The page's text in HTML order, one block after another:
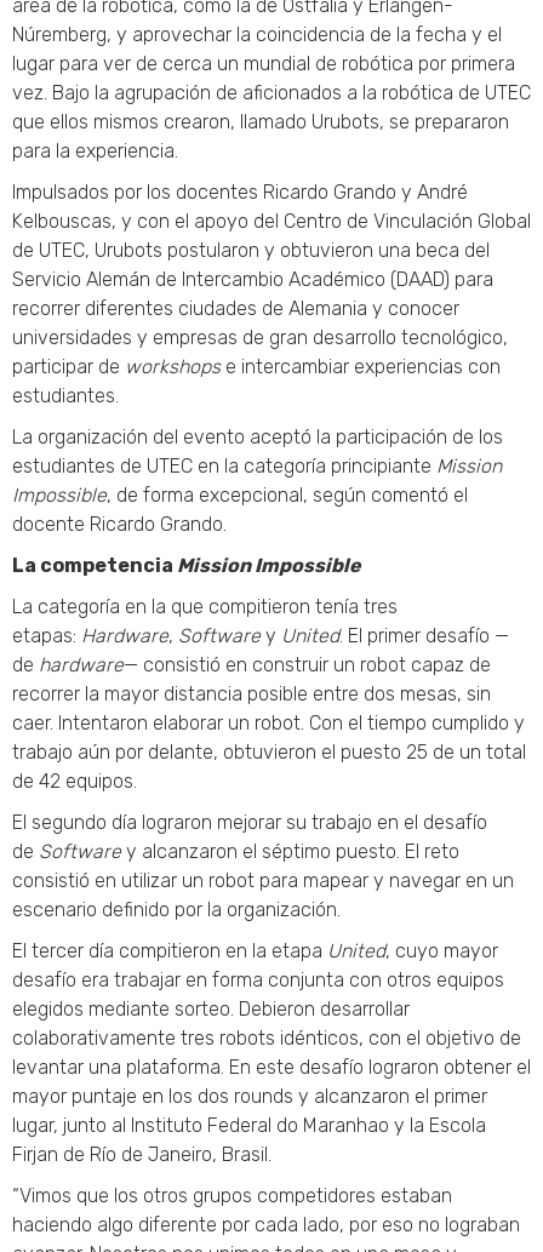
área de la robótica, como la de Ostfalia y Erlangen-
Núremberg, y aprovechar la coincidencia de la fecha y el
lugar para ver de cerca un mundial de robótica por primera
vez. Bajo la agrupación de aficionados a la robótica de UTEC
que ellos mismos crearon, llamado Urubots, se prepararon
para la experiencia.
Impulsados por los docentes Ricardo Grando y André
Kelbouscas, y con el apoyo del Centro de Vinculación Global
de UTEC, Urubots postularon y obtuvieron una beca del
Servicio Alemán de Intercambio Académico (DAAD) para
recorrer diferentes ciudades de Alemania y conocer
universidades y empresas de gran desarrollo tecnológico,
participar de workshopse intercambiar experiencias con
estudiantes.
La organización del evento aceptó la participación de los
estudiantes de UTEC en la categoría principiante Mission
Impossible, de forma excepcional, según comentó el
docente Ricardo Grando.
La competencia Mission Impossible
La categoría en la que compitieron tenía tres
etapas: Hardware, Softwarey United. El primer desafío —
de hardware— consistió en construir un robot capaz de
recorrer la mayor distancia posible entre dos mesas, sin
caer. Intentaron elaborar un robot. Con el tiempo cumplido y
trabajo aún por delante, obtuvieron el puesto 25 de un total
de 42 equipos.
El segundo día lograron mejorar su trabajo en el desafío
de Softwarey alcanzaron el séptimo puesto. El reto
consistió en utilizar un robot para mapear y navegar en un
escenario definido por la organización.
El tercer día compitieron en la etapa United, cuyo mayor
desafío era trabajar en forma conjunta con otros equipos
elegidos mediante sorteo. Debieron desarrollar
colaborativamente tres robots idénticos, con el objetivo de
levantar una plataforma. En este desafío lograron obtener el
mayor puntaje en los dos rounds y alcanzaron el primer
lugar, junto al Instituto Federal do Maranhao y la Escola
Firjan de Río de Janeiro, Brasil.
“Vimos que los otros grupos competidores estaban
haciendo algo diferente por cada lado, por eso no lograban